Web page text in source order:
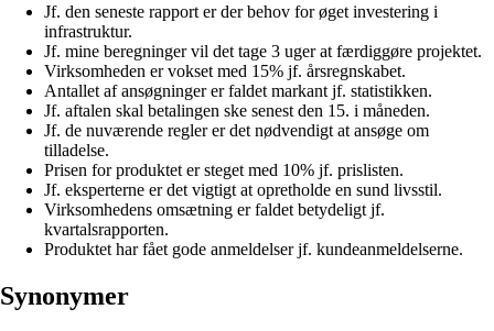
Jf. den seneste rapport er der behov for øget investering i
infrastruktur.
Jf. mine beregninger vil det tage 3 uger at færdiggøre projektet.
Virksomheden er vokset med 15% jf. årsregnskabet.
Antallet af ansøgninger er faldet markant jf. statistikken.
Jf. aftalen skal betalingen ske senest den 15. i måneden.
Jf. de nuværende regler er det nødvendigt at ansøge om
tilladelse.
Prisen for produktet er steget med 10% jf. prislisten.
Jf. eksperterne er det vigtigt at opretholde en sund livsstil.
Virksomhedens omsætning er faldet betydeligt jf.
kvartalsrapporten.
Produktet har fået gode anmeldelser jf. kundeanmeldelserne.
Synonymer